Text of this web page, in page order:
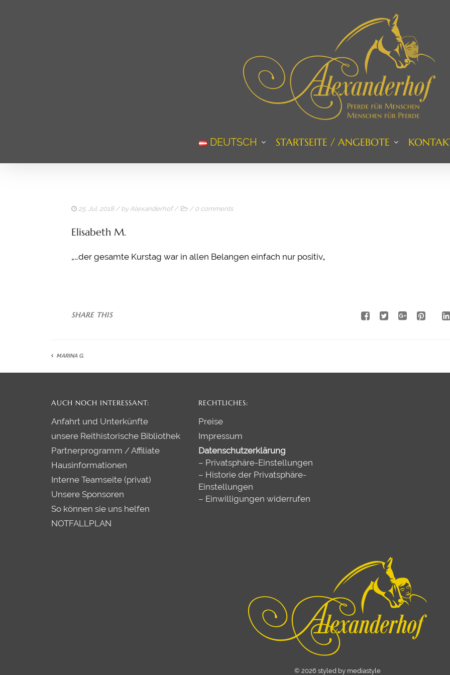
DEUTSCH STARTSEITE / ANGEBOTE
25. Jul. 2018/ byAlexanderhof/ / 0 comments
Elisabeth M.
„…der gesamte Kurstag war in allen Belangen einfach nur positiv„
SHARE THIS
MARINA G.
AUCH NOCH INTERESSANT:
Anfahrt und Unterkünfte
unsere Reithistorische Bibliothek
Partnerprogramm / Affiliate
Hausinformationen
Interne Teamseite (privat)
Unsere Sponsoren
So können sie uns helfen
NOTFALLPLAN
RECHTLICHES:
Preise
Impressum
Datenschutzerklärung
– Privatsphäre-Einstellungen
– Historie der Privatsphäre-
Einstellungen
– Einwilligungen widerrufen
© 2026 styled by mediastyle